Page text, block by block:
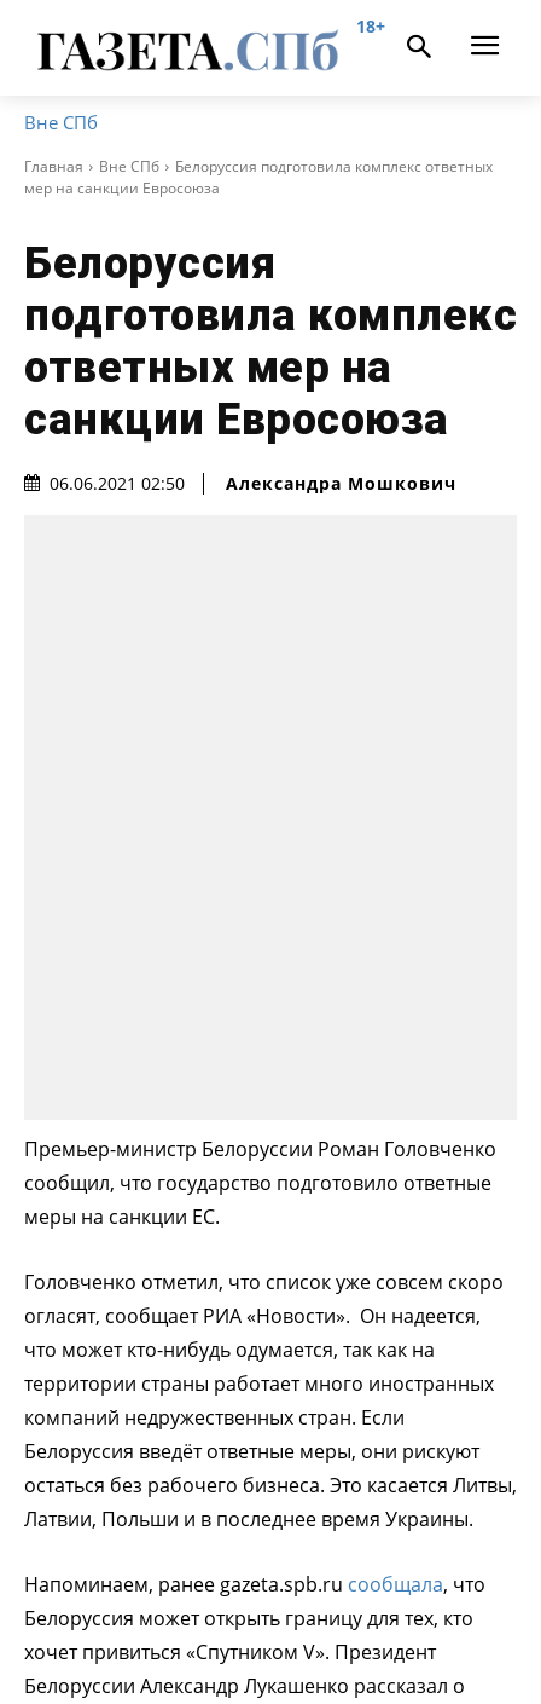
18+
Вне СПб
Главная Вне СПб
Белоруссия подготовила комплекс ответных
мер на санкции Евросоюза
Белоруссия
подготовила комплекс
ответных мер на
санкции Евросоюза
06.06.2021 02:50 Александра Мошкович
Премьер-министр Белоруссии Роман Головченко
сообщил, что государство подготовило ответные
меры на санкции ЕС.
Головченко отметил, что список уже совсем скоро
огласят, сообщает РИА «Новости». Он надеется,
что может кто-нибудь одумается, так как на
территории страны работает много иностранных
компаний недружественных стран. Если
Белоруссия введёт ответные меры, они рискуют
остаться без рабочего бизнеса. Это касается Литвы,
Латвии, Польши и в последнее время Украины.
Напоминаем, ранее gazeta.spb.ru сообщала, что
Белоруссия может открыть границу для тех, кто
хочет привиться «Спутником V». Президент
Белоруссии Александр Лукашенко рассказал о